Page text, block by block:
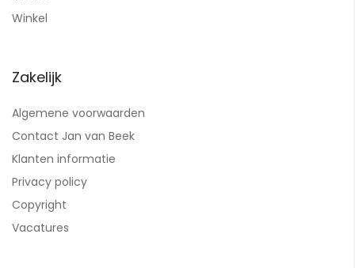
Winkel
Zakelijk
Algemene voorwaarden
Contact Jan van Beek
Klanten informatie
Privacy policy
Copyright
Vacatures